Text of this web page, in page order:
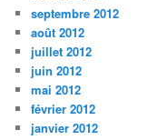
septembre 2012
août 2012
juillet 2012
juin 2012
mai 2012
février 2012
janvier 2012